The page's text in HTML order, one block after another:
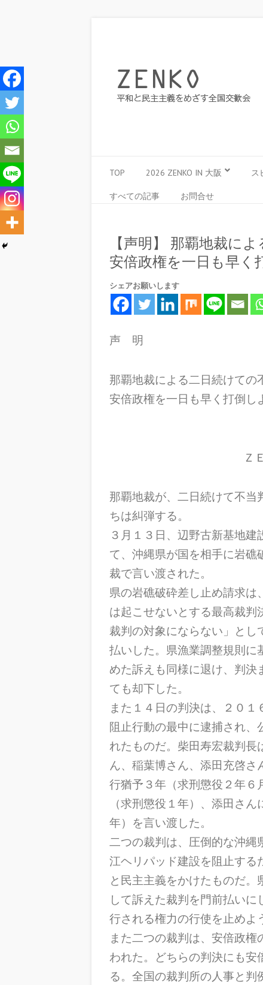
TOP 2026 ZENKO IN 大阪 ス
すべての記事 お問合せ
【声明】 那覇地裁に
安倍政権を一日も早く
シェアお願いします
声 明
那覇地裁による二日続けての
安倍政権を一日も早く打倒し
Ｚ
那覇地裁が、二日続けて不当
ちは糾弾する。
３月１３日、辺野古新基地
て、沖縄県が国を相手に岩
裁で言い渡された。
県の岩礁破砕差し止め請求
は起こせないとする最高裁判
裁判の対象にならない」とし
払いした。県漁業調整規則に
めた訴えも同様に退け、判決
ても却下した。
また１４日の判決は、２０
阻止行動の最中に逮捕され
れたものだ。柴田寿宏裁判長
ん、稲葉博さん、添田充啓
行猶予３年（求刑懲役２年６
（求刑懲役１年）、添田さ
年）を言い渡した。
二つの裁判は、圧倒的な沖縄
江ヘリパッド建設を阻止する
と民主主義をかけたものだ
して訴えた裁判を門前払い
行される権力の行使を止めよ
また二つの裁判は、安倍政
われた。どちらの判決にも安
る。全国の裁判所の人事と